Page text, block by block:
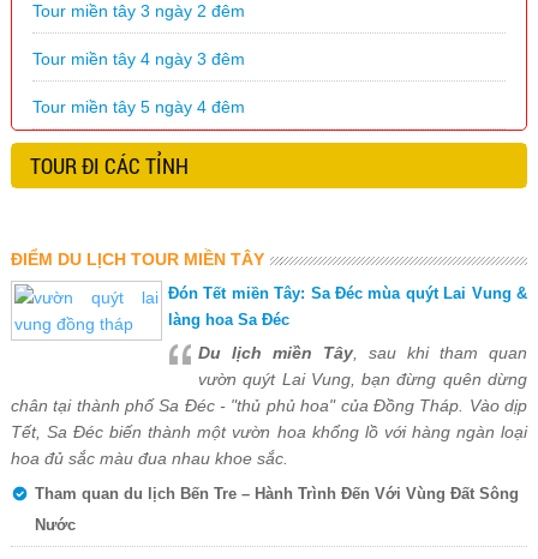
Tour miền tây 3 ngày 2 đêm
Tour miền tây 4 ngày 3 đêm
Tour miền tây 5 ngày 4 đêm
TOUR ĐI CÁC TỈNH
ĐIỂM DU LỊCH TOUR MIỀN TÂY
Đón Tết miền Tây: Sa Đéc mùa quýt Lai Vung &
làng hoa Sa Đéc
Du lịch miền Tây , sau khi tham quan
vườn quýt Lai Vung, bạn đừng quên dừng
chân tại thành phố Sa Đéc - "thủ phủ hoa" của Đồng Tháp. Vào dịp
Tết, Sa Đéc biến thành một vườn hoa khổng lồ với hàng ngàn loại
hoa đủ sắc màu đua nhau khoe sắc.
Tham quan du lịch Bến Tre – Hành Trình Đến Với Vùng Đất Sông
Nước